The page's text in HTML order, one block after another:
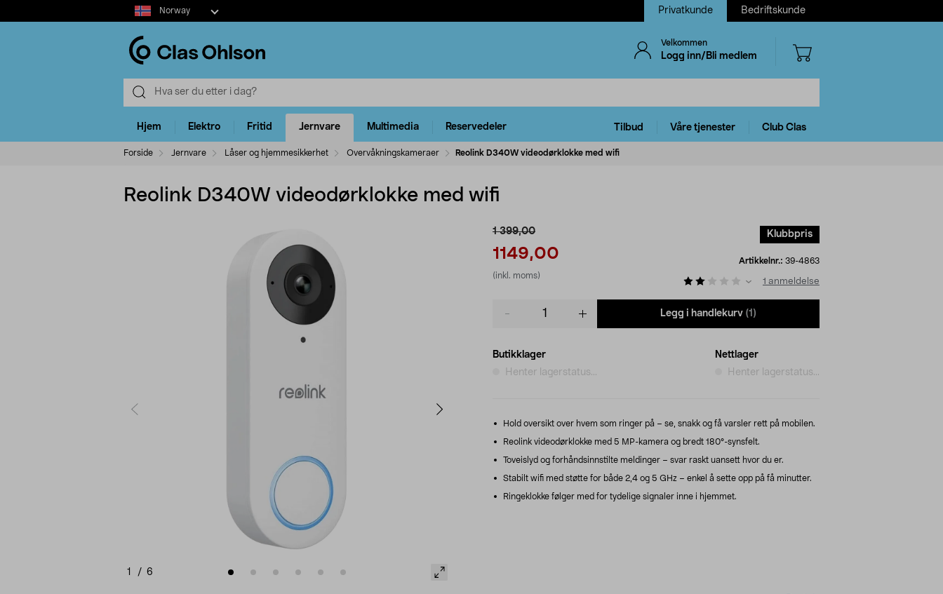
Select
market
Norway Privatkunde Bedriftskunde
Velkommen
Logg inn/Bli medlem
Hjem Elektro Fritid Jernvare Multimedia Reservedeler Tilbud Våre tjenester Club Clas
Forside Jernvare Låser og hjemmesikkerhet Overvåkningskameraer Reolink D340W videodørklokke med wifi
Reolink D340W videodørklokke med wifi
1 / 6
1 399,00
1149,00
(inkl. moms)
Klubbpris
Artikkelnr.: 39-4863
1 anmeldelse
Legg i handlekurv (1)
Butikklager
Henter lagerstatus...
Nettlager
Henter lagerstatus...
Hold oversikt over hvem som ringer på – se, snakk og få varsler rett på mobilen.
Reolink videodørklokke med 5 MP-kamera og bredt 180°-synsfelt.
Toveislyd og forhåndsinnstilte meldinger – svar raskt uansett hvor du er.
Stabilt wifi med støtte for både 2,4 og 5 GHz – enkel å sette opp på få minutter.
Ringeklokke følger med for tydelige signaler inne i hjemmet.